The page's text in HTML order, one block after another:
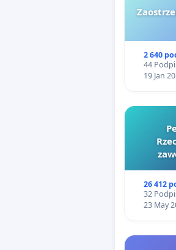
2 640
44
19 Jan
26 412
32
23 May